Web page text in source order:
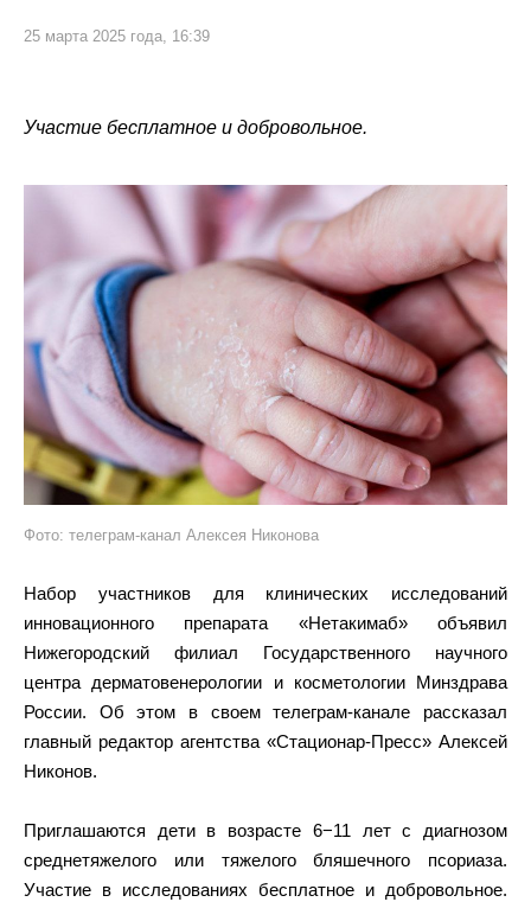
25 марта 2025 года, 16:39
Участие бесплатное и добровольное.
Фото: телеграм-канал Алексея Никонова
Набор участников для клинических исследований
инновационного препарата «Нетакимаб» объявил
Нижегородский филиал Государственного научного
центра дерматовенерологии и косметологии Минздрава
России. Об этом в своем телеграм-канале рассказал
главный редактор агентства «Стационар-Пресс» Алексей
Никонов.
Приглашаются дети в возрасте 6−11 лет с диагнозом
среднетяжелого или тяжелого бляшечного псориаза.
Участие в исследованиях бесплатное и добровольное.